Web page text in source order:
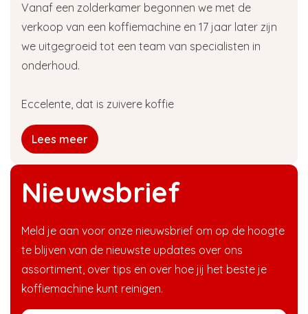
Nieuwsbrief
Meld je aan voor onze nieuwsbrief om op de hoogte
te blijven van de nieuwste updates over ons
assortiment, over tips en over hoe jij het beste je
koffiemachine kunt reinigen.
Vanaf een zolderkamer begonnen we met de
verkoop van een koffiemachine en 17 jaar later zijn
we uitgegroeid tot een team van specialisten in
onderhoud.
Eccelente, dat is zuivere koffie
Lees meer